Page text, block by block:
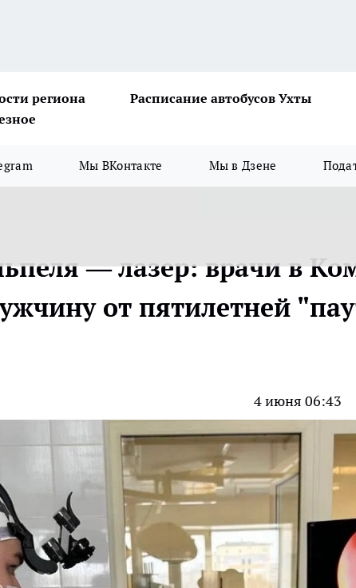
региона Расписание автобусов Ухты
Мы ВКонтакте Мы в Дзене
— лазер: врачи в
от пятилетней
4 июня 06:43